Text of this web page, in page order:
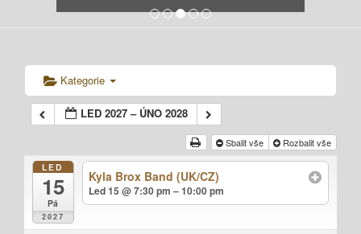
1 2 3 4 5
Kategorie
LED 2027 – ÚNO 2028
Sbalit vše Rozbalit vše
LED
15
Pá
2027
Kyla Brox Band (UK/CZ)
Led 15 @ 7:30 pm – 10:00 pm